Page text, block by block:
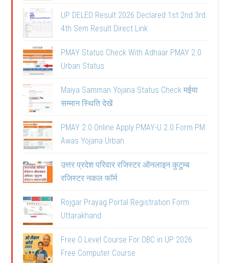
UP DELED Result 2026 Declared 1st 2nd 3rd
4th Sem Result Direct Link
PMAY Status Check With Adhaar PMAY 2.0
Urban Status
Maiya Samman Yojana Status Check मईया
सम्मान स्थिति देखें
PMAY 2.0 Online Apply PMAY-U 2.0 Form PM
Awas Yojana Urban
उत्तर प्रदेश परिवार रजिस्टर ऑनलाइन कुटुम्ब
रजिस्टर नकल फॉर्म
Rojgar Prayag Portal Registration Form
Uttarakhand
Free O Level Course For OBC in UP 2026
Free Computer Course